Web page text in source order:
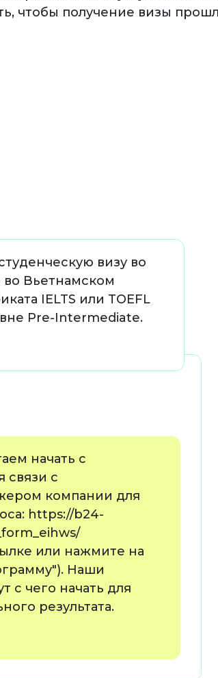
чтобы получение визы
визу во
Вьетнамском
IELTS или TOEFL
Pre-Intermediate.
начать с
связи с
компании для
https://b24-
или нажмите на
Наши
с чего начать для
результата.